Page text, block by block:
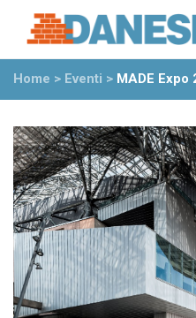
Home > Eventi > MADE Expo